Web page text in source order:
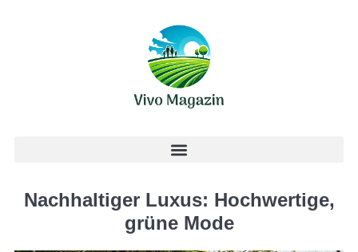
Nachhaltiger Luxus: Hochwertige,
grüne Mode